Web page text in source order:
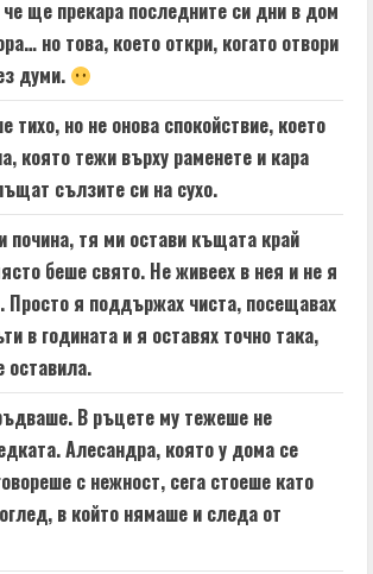
ще прекара последните си дни в дом
но това, което откри, когато отвори
думи.
тихо, но не онова спокойствие, което
която тежи върху раменете и кара
сълзите си на сухо.
почина, тя ми остави къщата край
беше свято. Не живеех в нея и не я
Просто я поддържах чиста, посещавах
в годината и я оставях точно така,
оставила.
В ръцете му тежеше не
Алесандра, която у дома се
с нежност, сега стоеше като
в който нямаше и следа от